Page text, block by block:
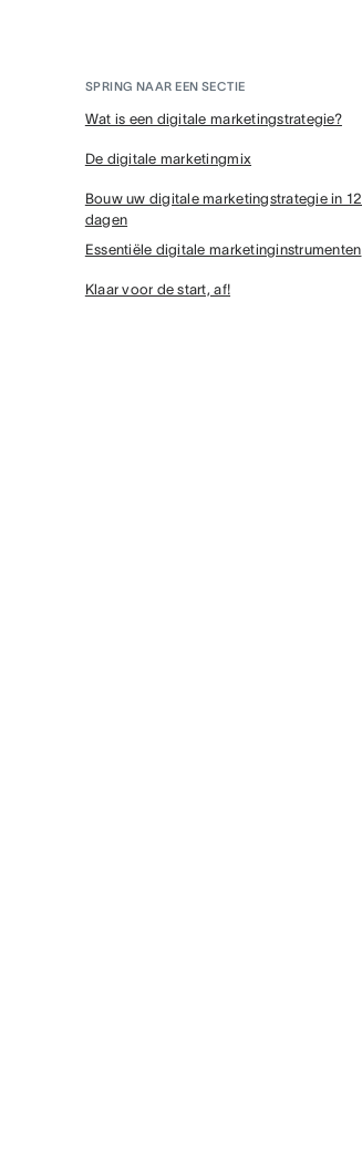
SPRING NAAR EEN SECTIE
Wat is een digitale marketingstrategie?
De digitale marketingmix
Bouw uw digitale marketingstrategie in 12
dagen
Essentiële digitale marketinginstrumenten
Klaar voor de start, af!